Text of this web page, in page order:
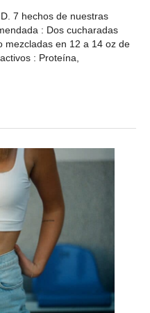
7 hechos de nuestras
: Dos cucharadas
mezcladas en 12 a 14 oz de
: Proteína,